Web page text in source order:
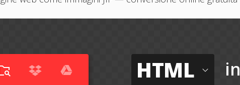
HTML in